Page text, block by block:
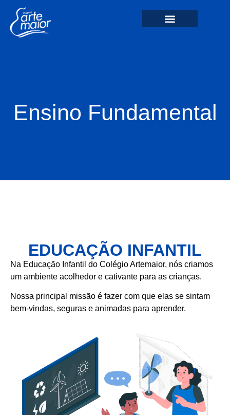
Ensino Fundamental
EDUCAÇÃO INFANTIL
Na Educação Infantil do Colégio Artemaior, nós criamos
um ambiente acolhedor e cativante para as crianças.
Nossa principal missão é fazer com que elas se sintam
bem-vindas, seguras e animadas para aprender.